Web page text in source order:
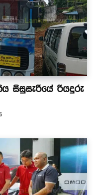
සිසුසැරියේ රියදුරු